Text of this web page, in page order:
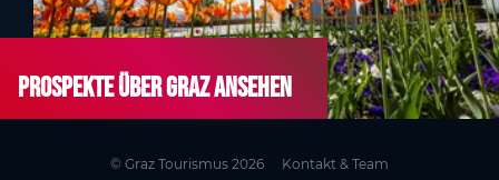
Prospekte über Graz ansehen
© Graz Tourismus 2026 Kontakt & Team